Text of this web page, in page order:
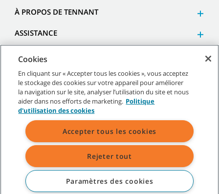
À PROPOS DE TENNANT
ASSISTANCE
© Tennant Company. Tous droits réservés.
Plan du site Politiques générales| Conditions d’utilisation
Conditions de vente
Toutes les marques et logos Tennant indiqués sont la propriété de
Cookies
En cliquant sur « Accepter tous les cookies », vous acceptez
le stockage des cookies sur votre appareil pour améliorer
la navigation sur le site, analyser l’utilisation du site et nous
aider dans nos efforts de marketing. Politique
d'utilisation des cookies
Accepter tous les cookies
Rejeter tout
Paramètres des cookies